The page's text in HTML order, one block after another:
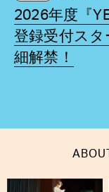
2026年度『
登録受付ス
細解禁！
ABOUT